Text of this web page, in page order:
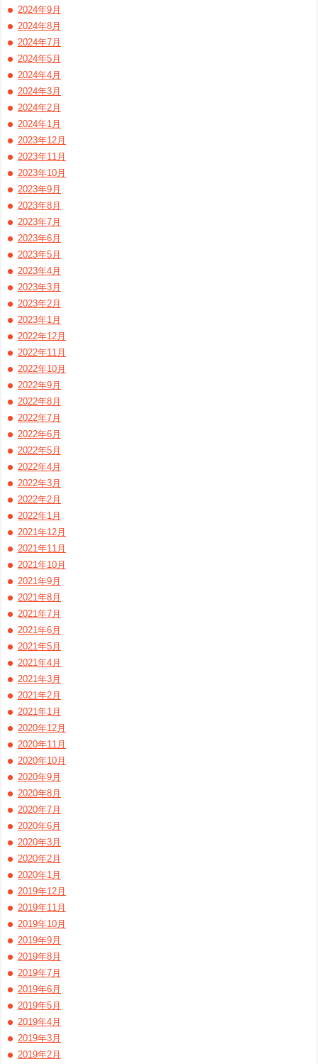
2024年9月
2024年8月
2024年7月
2024年5月
2024年4月
2024年3月
2024年2月
2024年1月
2023年12月
2023年11月
2023年10月
2023年9月
2023年8月
2023年7月
2023年6月
2023年5月
2023年4月
2023年3月
2023年2月
2023年1月
2022年12月
2022年11月
2022年10月
2022年9月
2022年8月
2022年7月
2022年6月
2022年5月
2022年4月
2022年3月
2022年2月
2022年1月
2021年12月
2021年11月
2021年10月
2021年9月
2021年8月
2021年7月
2021年6月
2021年5月
2021年4月
2021年3月
2021年2月
2021年1月
2020年12月
2020年11月
2020年10月
2020年9月
2020年8月
2020年7月
2020年6月
2020年3月
2020年2月
2020年1月
2019年12月
2019年11月
2019年10月
2019年9月
2019年8月
2019年7月
2019年6月
2019年5月
2019年4月
2019年3月
2019年2月